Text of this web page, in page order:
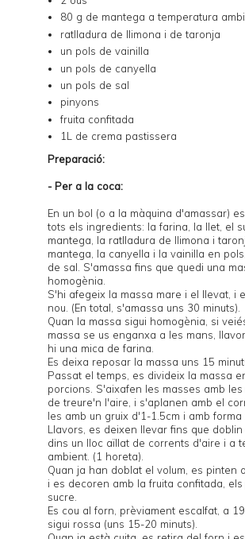
80 g de mantega a temperatura
ratlladura de llimona i de taronja
un pols de vainilla
un pols de canyella
un pols de sal
pinyons
fruita confitada
1L de crema pastissera
Preparació:
- Per a la coca:
En un bol (o a la màquina d'amassar)
tots els ingredients: la farina, la llet, el
mantega, la ratlladura de llimona i
mantega, la canyella i la vainilla en
de sal. S'amassa fins que quedi una
homogènia.
S'hi afegeix la massa mare i el llevat, i
nou. (En total, s'amassa uns 30 minuts).
Quan la massa sigui homogènia, si
massa se us enganxa a les mans,
hi una mica de farina.
Es deixa reposar la massa uns 15
Passat el temps, es divideix la massa
porcions. S'aixafen les masses amb
de treure'n l'aire, i s'aplanen amb el
les amb un gruix d'1-1.5cm i amb forma
Llavors, es deixen llevar fins que doblin
dins un lloc aïllat de corrents d'aire i a
ambient. (1 horeta).
Quan ja han doblat el volum, es pinten
i es decoren amb la fruita confitada,
sucre.
Es cou al forn, prèviament escalfat, a
sigui rossa (uns 15-20 minuts).